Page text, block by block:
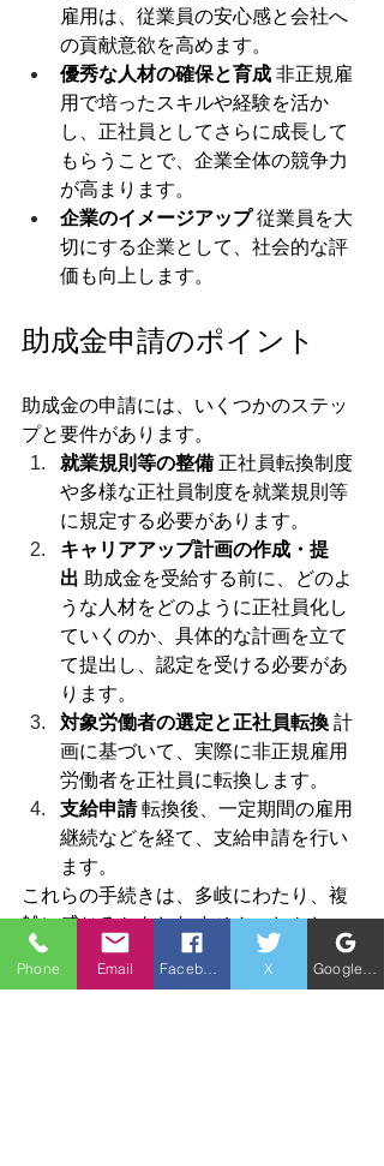
雇用は、従業員の安心感と会社へ
の貢献意欲を高めます。
優秀な人材の確保と育成 非正規雇
用で培ったスキルや経験を活か
し、正社員としてさらに成長して
もらうことで、企業全体の競争力
が高まります。
企業のイメージアップ 従業員を大
切にする企業として、社会的な評
価も向上します。
助成金申請のポイント
助成金の申請には、いくつかのステッ
プと要件があります。
就業規則等の整備 正社員転換制度
や多様な正社員制度を就業規則等
に規定する必要があります。
キャリアアップ計画の作成・提
出 助成金を受給する前に、どのよ
うな人材をどのように正社員化し
ていくのか、具体的な計画を立て
て提出し、認定を受ける必要があ
ります。
対象労働者の選定と正社員転換 計
画に基づいて、実際に非正規雇用
労働者を正社員に転換します。
支給申請 転換後、一定期間の雇用
継続などを経て、支給申請を行い
ます。
これらの手続きは、多岐にわたり、複
雑に感じるかもしれません。しかし、
ご安心ください。当事務所は、これら
の手続きを全面的にサポートし、御社
Phone Email X